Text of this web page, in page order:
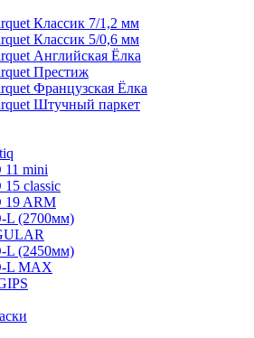
Классик 7/1,2 мм
Классик 5/0,6 мм
Английская Ёлка
Престиж
Французская Ёлка
Штучный паркет
mini
classic
19 ARM
L (2700мм)
L (2450мм)
L MAX